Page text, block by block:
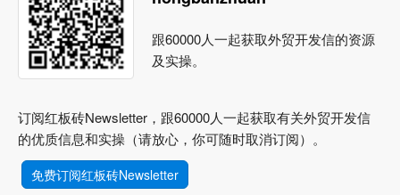
跟60000人一起获取外贸开发信的资源
及实操。
订阅红板砖Newsletter，跟60000人一起获取有关外贸开发信
的优质信息和实操（请放心，你可随时取消订阅）。
免费订阅红板砖Newsletter